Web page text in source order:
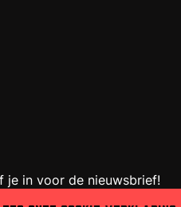
je in voor de nieuwsbrief!